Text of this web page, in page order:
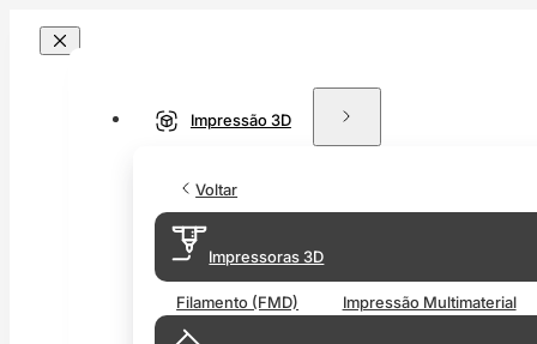
Impressão 3D
Voltar
Impressoras 3D
Filamento (FMD) Impressão Multimaterial